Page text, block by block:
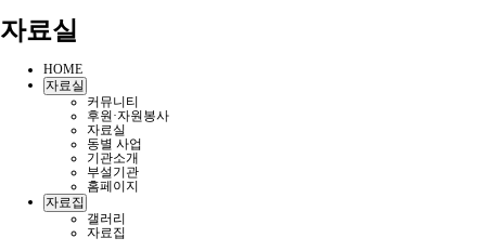
자료실
HOME
자료실
커뮤니티
후원·자원봉사
자료실
동별 사업
기관소개
부설기관
홈페이지
자료집
갤러리
자료집